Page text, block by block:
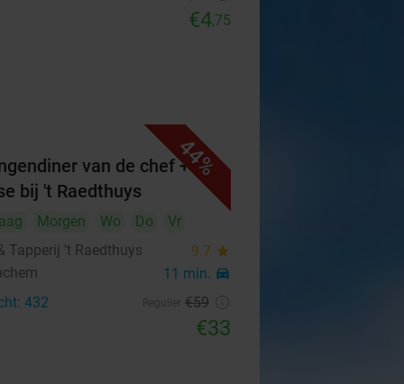
€4,75
44%
van de chef +
bij 't Raedthuys
Morgen Wo Do
Vr
Tapperij 't Raedthuys
9.7 star
11 min. directions_car
432 €59
€33